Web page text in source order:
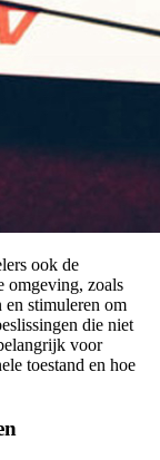
ook de
omgeving, zoals
en stimuleren om
die niet
voor
toestand en hoe